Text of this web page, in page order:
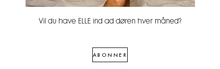
Vil du have ELLE ind ad døren hver måned?
ABONNER